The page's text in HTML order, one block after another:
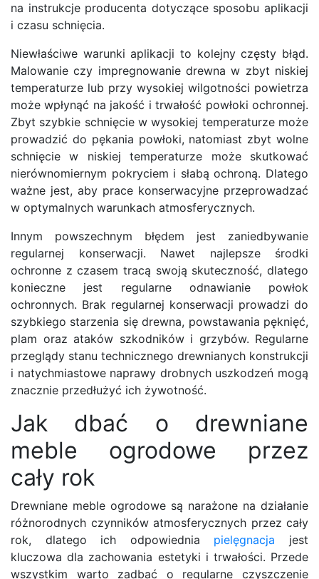
na instrukcje producenta dotyczące sposobu aplikacji
i czasu schnięcia.
Niewłaściwe warunki aplikacji to kolejny częsty błąd.
Malowanie czy impregnowanie drewna w zbyt niskiej
temperaturze lub przy wysokiej wilgotności powietrza
może wpłynąć na jakość i trwałość powłoki ochronnej.
Zbyt szybkie schnięcie w wysokiej temperaturze może
prowadzić do pękania powłoki, natomiast zbyt wolne
schnięcie w niskiej temperaturze może skutkować
nierównomiernym pokryciem i słabą ochroną. Dlatego
ważne jest, aby prace konserwacyjne przeprowadzać
w optymalnych warunkach atmosferycznych.
Innym powszechnym błędem jest zaniedbywanie
regularnej konserwacji. Nawet najlepsze środki
ochronne z czasem tracą swoją skuteczność, dlatego
konieczne jest regularne odnawianie powłok
ochronnych. Brak regularnej konserwacji prowadzi do
szybkiego starzenia się drewna, powstawania pęknięć,
plam oraz ataków szkodników i grzybów. Regularne
przeglądy stanu technicznego drewnianych konstrukcji
i natychmiastowe naprawy drobnych uszkodzeń mogą
znacznie przedłużyć ich żywotność.
Jak dbać o drewniane
meble ogrodowe przez
cały rok
Drewniane meble ogrodowe są narażone na działanie
różnorodnych czynników atmosferycznych przez cały
rok, dlatego ich odpowiednia pielęgnacja jest
kluczowa dla zachowania estetyki i trwałości. Przede
wszystkim warto zadbać o regularne czyszczenie